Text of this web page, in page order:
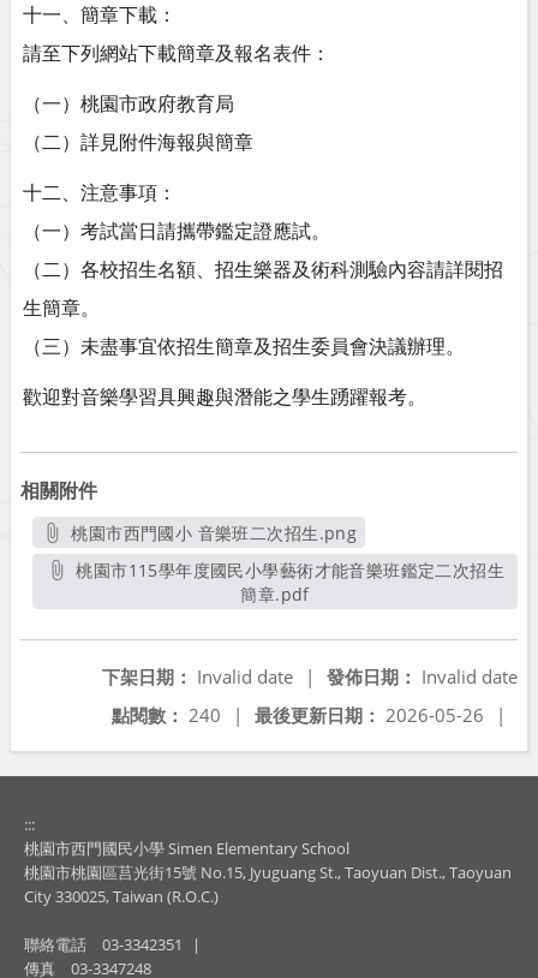
十一、簡章下載：
請至下列網站下載簡章及報名表件：
（一）桃園市政府教育局
（二）詳見附件海報與簡章
十二、注意事項：
（一）考試當日請攜帶鑑定證應試。
（二）各校招生名額、招生樂器及術科測驗內容請詳閱招
生簡章。
（三）未盡事宜依招生簡章及招生委員會決議辦理。
歡迎對音樂學習具興趣與潛能之學生踴躍報考。
相關附件
桃園市西門國小 音樂班二次招生.png
另開新視窗
桃園市115學年度國民小學藝術才能音樂班鑑定二次招生
簡章.pdf另開新視窗
發佈日期： Invalid date
下架日期： Invalid date
|
最後更新日期： 2026-05-26 |
點閱數： 240 |
:::
桃園市西門國民小學 Simen Elementary School
桃園市桃園區莒光街15號 No.15, Jyuguang St., Taoyuan Dist., Taoyuan
City 330025, Taiwan (R.O.C.)
聯絡電話 03-3342351
|
傳真
03-3347248